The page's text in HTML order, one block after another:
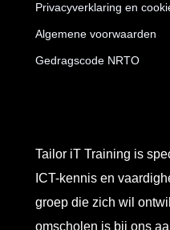
Tailor iT Training is
ICT-kennis en
groep die zich wil
omscholen is bij ons
Privacyverklaring en
Algemene voorwaarden
Gedragscode NRTO